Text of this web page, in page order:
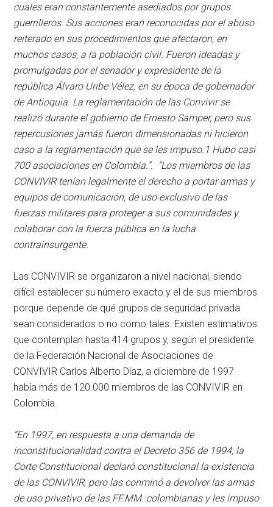
cuales eran constantemente asediados por grupos
guerrilleros. Sus acciones eran reconocidas por el abuso
reiterado en sus procedimientos que afectaron, en
muchos casos, a la población civil. Fueron ideadas y
promulgadas por el senador y expresidente de la
república Álvaro Uribe Vélez, en su época de gobernador
de Antioquia. La reglamentación de las Convivir se
realizó durante el gobierno de Ernesto Samper, pero sus
repercusiones jamás fueron dimensionadas ni hicieron
caso a la reglamentación que se les impuso.1​ Hubo casi
700 asociaciones en Colombia.”. “Los miembros de las
CONVIVIR tenían legalmente el derecho a portar armas y
equipos de comunicación, de uso exclusivo de las
fuerzas militares para proteger a sus comunidades y
colaborar con la fuerza pública en la lucha
contrainsurgente.
Las CONVIVIR se organizaron a nivel nacional, siendo
difícil establecer su número exacto y el de sus miembros
porque depende de qué grupos de seguridad privada
sean considerados o no como tales. Existen estimativos
que contemplan hasta 414 grupos y, según el presidente
de la Federación Nacional de Asociaciones de
CONVIVIR Carlos Alberto Díaz, a diciembre de 1997
había más de 120.000 miembros de las CONVIVIR en
Colombia.
“En 1997, en respuesta a una demanda de
inconstitucionalidad contra el Decreto 356 de 1994, la
Corte Constitucional declaró constitucional la existencia
de las CONVIVIR, pero las conminó a devolver las armas
de uso privativo de las FF.MM. colombianas y les impuso